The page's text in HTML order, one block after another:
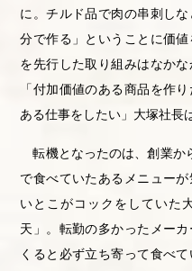
に。チルド品で肉の串刺し
分で作る」ということに価
を先行した取り組みはなかな
「付加価値のある商品を作
ある仕事をしたい」大塚社長
転機となったのは、創業か
で食べていたあるメニューが
いとこがコックをしていた
天」。転勤の多かったメー
くると必ず立ち寄って食べ